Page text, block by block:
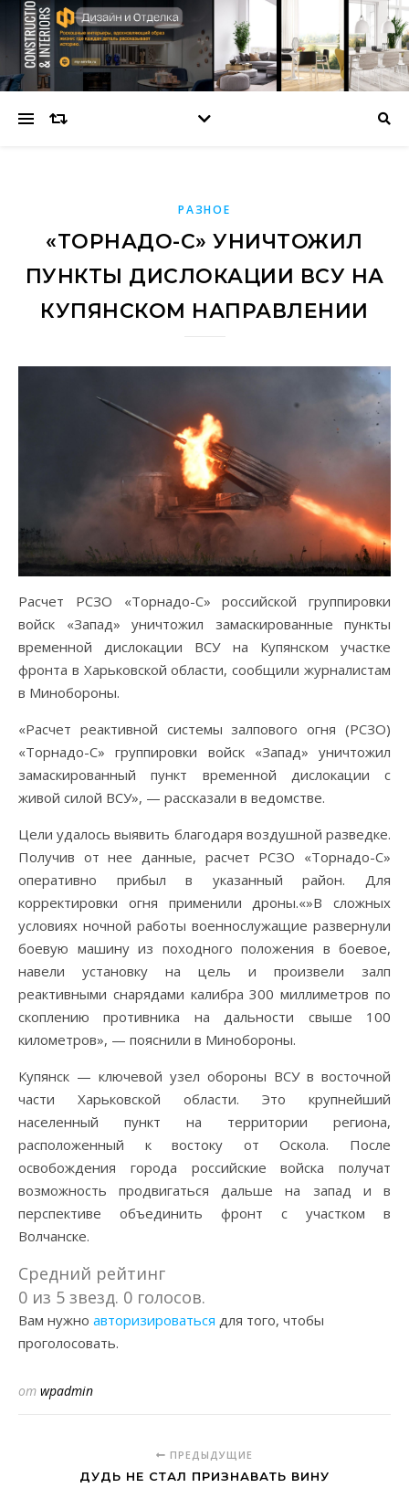
РАЗНОЕ
«ТОРНАДО-С» УНИЧТОЖИЛ
ПУНКТЫ ДИСЛОКАЦИИ ВСУ НА
КУПЯНСКОМ НАПРАВЛЕНИИ
Расчет РСЗО «Торнадо-С» российской группировки
войск «Запад» уничтожил замаскированные пункты
временной дислокации ВСУ на Купянском участке
фронта в Харьковской области, сообщили журналистам
в Минобороны.
«Расчет реактивной системы залпового огня (РСЗО)
«Торнадо-С» группировки войск «Запад» уничтожил
замаскированный пункт временной дислокации с
живой силой ВСУ», — рассказали в ведомстве.
Цели удалось выявить благодаря воздушной разведке.
Получив от нее данные, расчет РСЗО «Торнадо-С»
оперативно прибыл в указанный район. Для
корректировки огня применили дроны.«»В сложных
условиях ночной работы военнослужащие развернули
боевую машину из походного положения в боевое,
навели установку на цель и произвели залп
реактивными снарядами калибра 300 миллиметров по
скоплению противника на дальности свыше 100
километров», — пояснили в Минобороны.
Купянск — ключевой узел обороны ВСУ в восточной
части Харьковской области. Это крупнейший
населенный пункт на территории региона,
расположенный к востоку от Оскола. После
освобождения города российские войска получат
возможность продвигаться дальше на запад и в
перспективе объединить фронт с участком в
Волчанске.
Средний рейтинг
0 из 5 звезд. 0 голосов.
Вам нужно авторизироваться для того, чтобы
проголосовать.
от wpadmin
ПРЕДЫДУЩИЕ
ДУДЬ НЕ СТАЛ ПРИЗНАВАТЬ ВИНУ